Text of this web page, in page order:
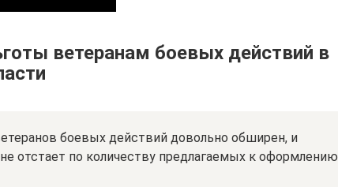
ветеранам боевых действий в
боевых действий довольно обширен, и
отстает по количеству предлагаемых к оформлению